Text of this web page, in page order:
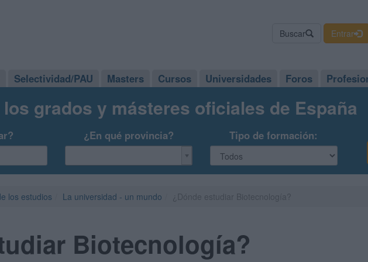
Buscar Entrar
Selectividad/PAU Masters Cursos Universidades Foros
grados y másteres oficiales de España
¿En qué provincia? Tipo de formación:
los estudios La universidad - un mundo
Biotecnología?